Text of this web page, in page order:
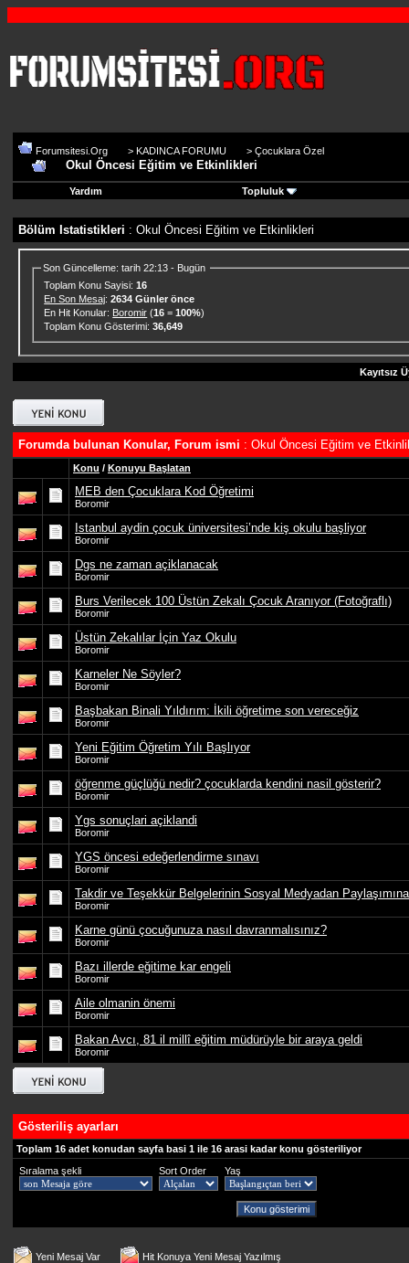
Forumsitesi.Org > KADINCA FORUMU > Çocuklara Özel
Okul Öncesi Eğitim ve Etkinlikleri
Yardım Topluluk
Bölüm Istatistikleri : Okul Öncesi Eğitim ve Etkinlikleri
Son Güncelleme: tarih 22:13 - Bugün
Toplam Konu Sayisi:16
En Son Mesaj:2634 Günler önce
En Hit Konular: Boromir (16 =100%)
Toplam Konu Gösterimi:36,649
Kayıtsız
Forumda bulunan Konular, Forum ismi : Okul Öncesi Eğitim ve
Konu / Konuyu Başlatan
MEB den Çocuklara Kod Öğretimi
Boromir
Istanbul aydin çocuk üniversitesi’nde kiş okulu başliyor
Boromir
Dgs ne zaman açiklanacak
Boromir
Burs Verilecek 100 Üstün Zekalı Çocuk Aranıyor (Fotoğraflı)
Boromir
Üstün Zekalılar İçin Yaz Okulu
Boromir
Karneler Ne Söyler?
Boromir
Başbakan Binali Yıldırım: İkili öğretime son vereceğiz
Boromir
Yeni Eğitim Öğretim Yılı Başlıyor
Boromir
öğrenme güçlüğü nedir? çocuklarda kendini nasil gösterir?
Boromir
Ygs sonuçlari açiklandi
Boromir
YGS öncesi edeğerlendirme sınavı
Boromir
Takdir ve Teşekkür Belgelerinin Sosyal Medyadan
Boromir
Karne günü çocuğunuza nasıl davranmalısınız?
Boromir
Bazı illerde eğitime kar engeli
Boromir
Aile olmanin önemi
Boromir
Bakan Avcı, 81 il millî eğitim müdürüyle bir araya geldi
Boromir
Gösteriliş ayarları
Toplam 16 adet konudan sayfa basi 1 ile 16 arasi kadar konu gösteriliyor
Sıralama şekli
Sort Order Yaş
Yeni Mesaj Var Hit Konuya Yeni Mesaj Yazılmış